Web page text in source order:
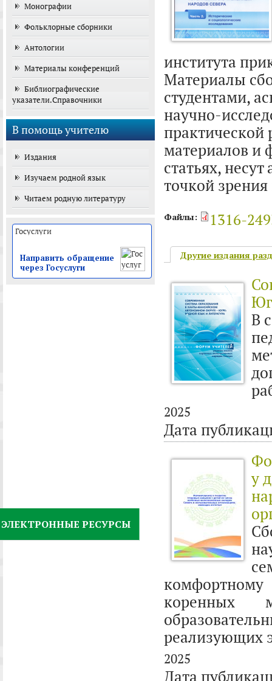
ЭЛЕКТРОННЫЕ РЕСУРСЫ
Монографии
Фольклорные сборники
Антологии
Материалы конференций
Библиографические
указатели.Справочники
В помощь учителю
Издания
Изучаем родной язык
Читаем родную литературу
Направить обращение
через Госуслуги
института
Материалы
студентами,
научно-
практической
материалов и
статьях,
точкой
Файлы: 1316-
Другие издания
В
2025
Дата
у
коренных
реализующих
2025
Дата